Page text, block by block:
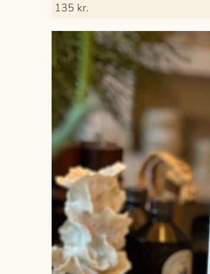
135 kr.